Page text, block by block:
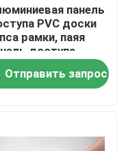
панель
PVC доски
рамки, паяя
доступа
Отправить запрос